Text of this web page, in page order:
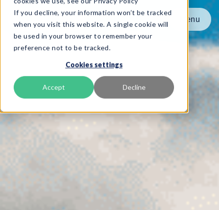
If you decline, your information won’t be tracked
when you visit this website. A single cookie will
be used in your browser to remember your
preference not to be tracked.
Cookies settings
Accept Decline
Menu
Menu
Produkt
Services
Ressourcen
Über uns
Book Demo